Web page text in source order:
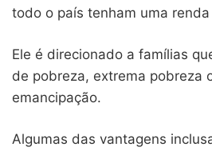
todo o país tenham uma
Ele é direcionado a famílias
de pobreza, extrema pobreza
emancipação.
Algumas das vantagens